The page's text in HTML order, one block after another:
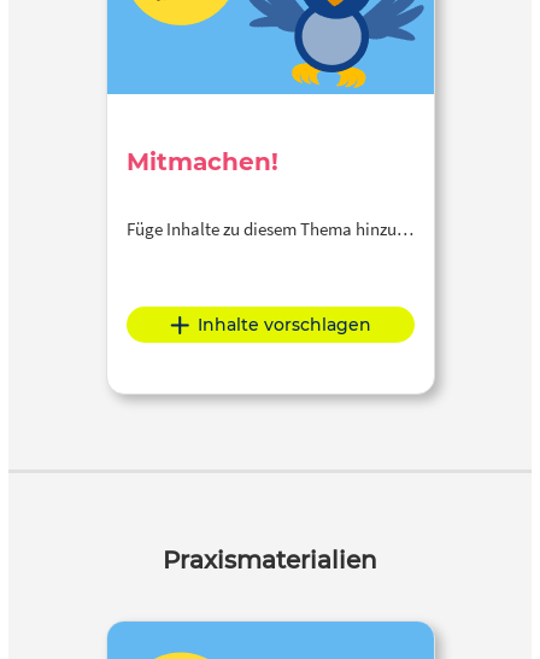
Mitmachen!
Füge Inhalte zu diesem Thema hinzu…
Inhalte vorschlagen
Praxismaterialien